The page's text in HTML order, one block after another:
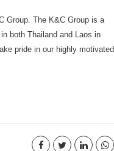
Group. The K&C Group is a
both Thailand and Laos in
pride in our highly motivated